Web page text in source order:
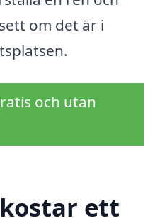
om det är i
och utan
ett